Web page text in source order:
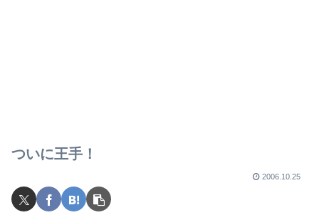
ついに王手！
2006.10.25